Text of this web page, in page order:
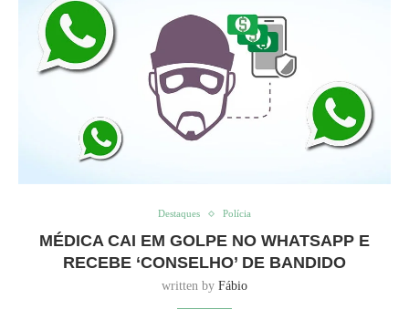
Destaques Polícia
MÉDICA CAI EM GOLPE NO WHATSAPP E
RECEBE ‘CONSELHO’ DE BANDIDO
written by Fábio